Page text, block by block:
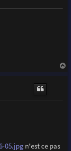
05.jpgn'est ce pas